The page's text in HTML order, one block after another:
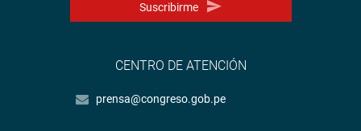
Suscribirme
CENTRO DE ATENCIÓN
prensa@congreso.gob.pe